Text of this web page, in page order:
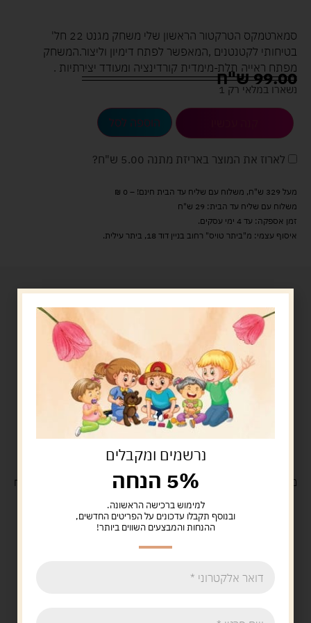
סמארטמקס הטרקטור הראשון שלי משחק מגנט 22 חל'
בטיחותי לקטנטנים ,המאפשר לפתח דימיון וליצור.המשחק
מפתח ראייה תלת-מימדית קורדינציה ומעודד יצירתיות .
99.00ש"ח
נשארו במלאי רק 1
הוספה לסל
לארוז את המוצר באריזת מתנה 5.00 ש"ח ?
מעל 329 ש"ח, משלוח עם שליח עד הבית חינם! – 0 ₪
משלוח עם שליח עד הבית: 29 ש"ח
זמן אספקה: עד 4 ימי עסקים.
איסוף עצמי: מ"ביתר טויס" רחוב בניין דוד 18, ביתר עילית.
משלוח בקנייה מעל 329 ש"ח משלוח עם
נרשמים ומקבלים
5% הנחה
למימוש ברכישה הראשונה.
ובנוסף תקבלו עדכונים על הפריטים החדשים,
ההנחות והמבצעים השווים ביותר!